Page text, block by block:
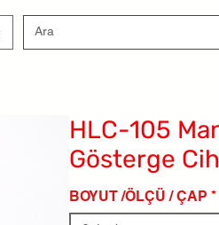
HLC-105
Gösterge
BOYUT /ÖLÇÜ / ÇAP *